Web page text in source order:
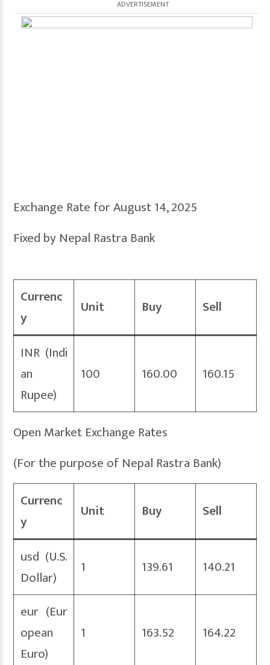
Exchange Rate for August 14, 2025
Fixed by Nepal Rastra Bank
Currenc
y
Unit Buy Sell
INR (Indi
an
Rupee)
100 160.00 160.15
Open Market Exchange Rates
(For the purpose of Nepal Rastra Bank)
Currenc
y
Unit Buy Sell
usd (U.S.
Dollar)
1 139.61 140.21
eur (Eur
opean
Euro)
1 163.52 164.22